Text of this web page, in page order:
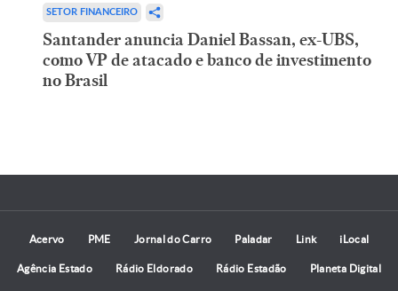
SETOR FINANCEIRO
Santander anuncia Daniel Bassan, ex-UBS,
como VP de atacado e banco de investimento
no Brasil
Acervo PME Jornal do Carro Paladar Link iLocal
Agência Estado Rádio Eldorado Rádio Estadão Planeta Digital